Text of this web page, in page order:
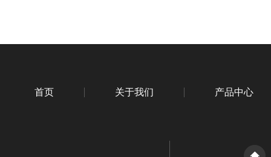
首页 关于我们 产品中心